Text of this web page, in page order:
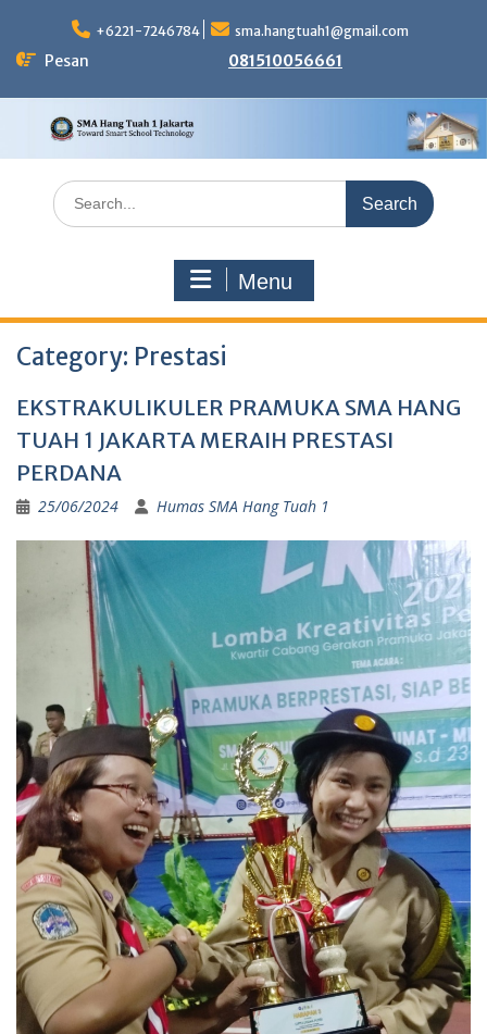
content
+6221-7246784 sma.hangtuah1@gmail.com
Pesan 081510056661
Search
for:
Menu
Category: Prestasi
EKSTRAKULIKULER PRAMUKA SMA HANG
TUAH 1 JAKARTA MERAIH PRESTASI
PERDANA
25/06/2024 Humas SMA Hang Tuah 1